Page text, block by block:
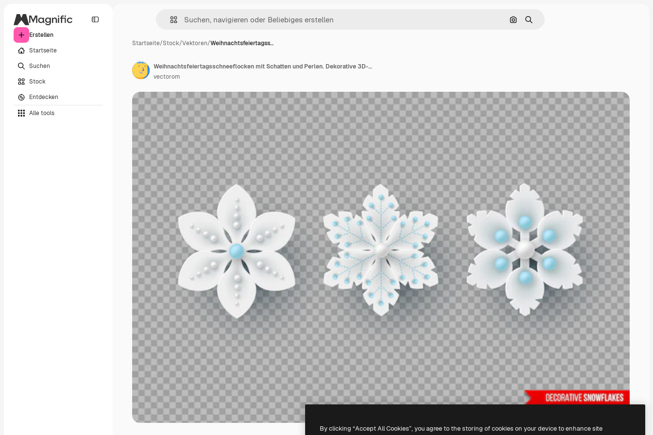
Erstellen
Startseite
Suchen
Stock
Entdecken
Alle tools
Nach Bild suchen
Suchen
Startseite/Stock/Vektoren/Weihnachtsfeiertagss…
Weihnachtsfeiertagsschneeflocken mit Schatten und Perlen. Dekorative 3D-Elemente für das Neujahrsdesign. Auf transparentem Hintergrund isoliert. Vektor-Illustration.
vectorom
By clicking “Accept All Cookies”, you agree to the storing of cookies on your device to enhance site